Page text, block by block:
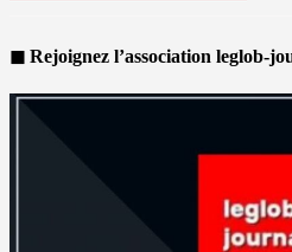
◼ Rejoignez l’association leglob-